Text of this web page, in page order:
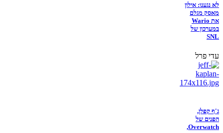
לא נגענו: אילון
מאסק מגלם
את Wario
במערכון של
SNL
עדי פרל
ג'ף קפלן,
הפנים של
Overwatch,